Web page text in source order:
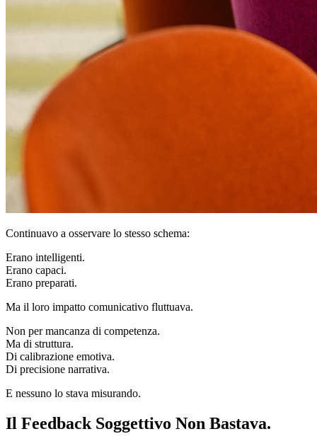
Continuavo a osservare lo stesso schema:
Erano intelligenti.
Erano capaci.
Erano preparati.
Ma il loro impatto comunicativo fluttuava.
Non per mancanza di competenza.
Ma di struttura.
Di calibrazione emotiva.
Di precisione narrativa.
E nessuno lo stava misurando.
Il Feedback Soggettivo Non Bastava.